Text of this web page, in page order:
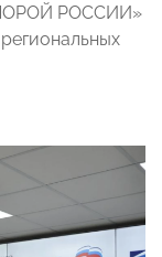
РОССИИ»